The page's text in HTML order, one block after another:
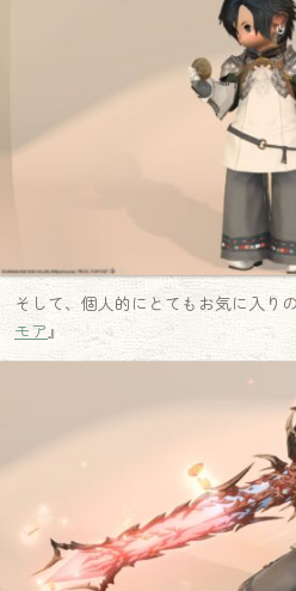
そして、個人的にとてもお気に入り
モア』